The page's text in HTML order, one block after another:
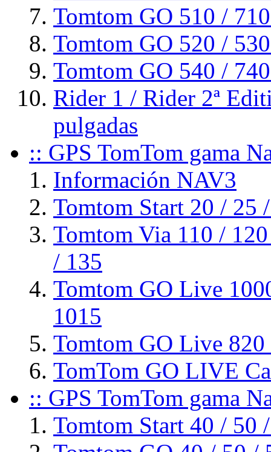
Tomtom GO 510 /
Tomtom GO 520 /
Tomtom GO 540 /
Rider 1 / Rider 2ª
pulgadas
:: GPS TomTom gama
Información NAV3
Tomtom Start 20 / 25
Tomtom Via 110 /
/ 135
Tomtom GO Live
1015
Tomtom GO Live 820
TomTom GO LIVE
:: GPS TomTom gama
Tomtom Start 40 / 50